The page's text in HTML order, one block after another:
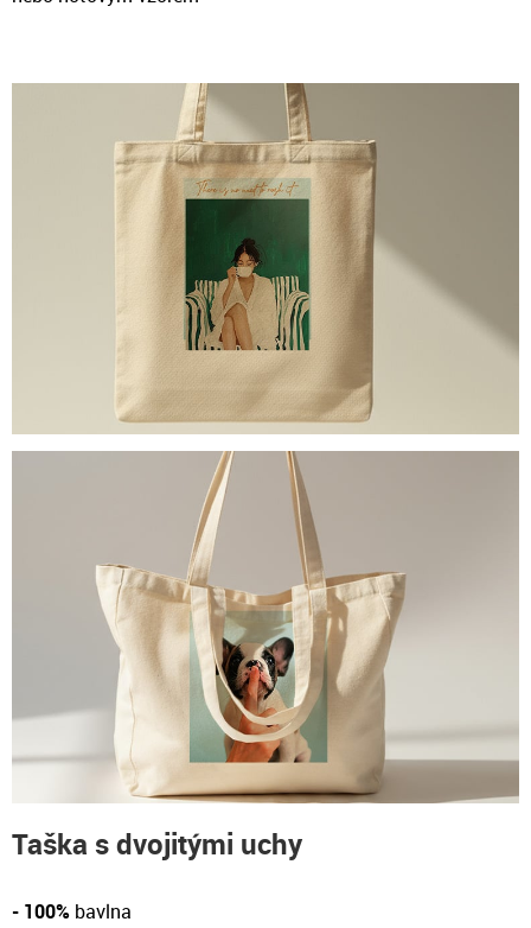
Taška s dvojitými uchy
- 100% bavlna